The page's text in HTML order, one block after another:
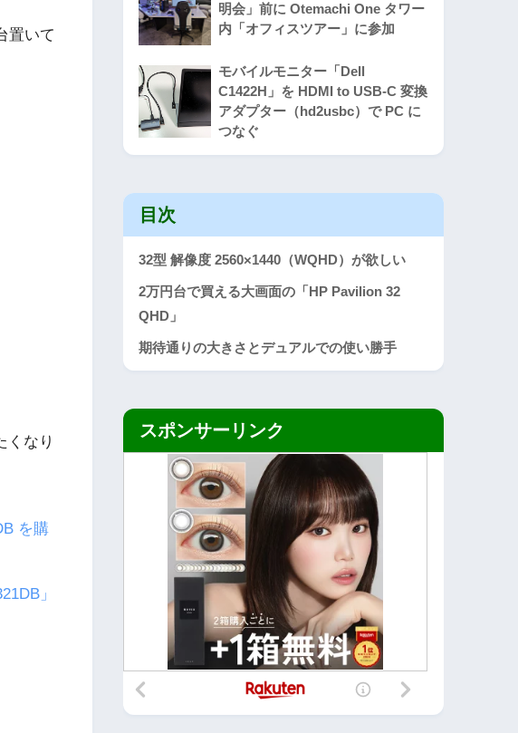
置いて
くなり
を購
」
明会」前に Otemachi One タワー
内「オフィスツアー」に参加
モバイルモニター「Dell
C1422H」を HDMI to USB-C 変換
アダプター（hd2usbc）で PC に
つなぐ
目次
32型 解像度 2560×1440（WQHD）が欲しい
2万円台で買える大画面の「HP Pavilion 32
QHD」
期待通りの大きさとデュアルでの使い勝手
スポンサーリンク